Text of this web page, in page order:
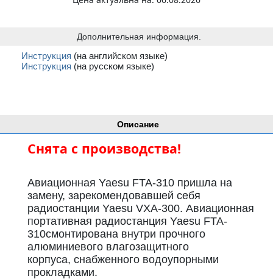
Описание
Снята с производства!
Авиационная Yaesu FTA-310 пришла на
замену, зарекомендовавшей себя
радиостанции Yaesu VXA-300. Авиационная
портативная радиостанция Yaesu FTA-
310смонтирована внутри прочного
алюминиевого влагозащитного
корпуса, снабженного водоупорными
прокладками.
Дополнительная информация.
Инструкция (на английском языке)
Инструкция (на русском языке)